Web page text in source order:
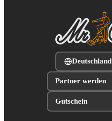
Deutschland
Partner werden
Gutschein